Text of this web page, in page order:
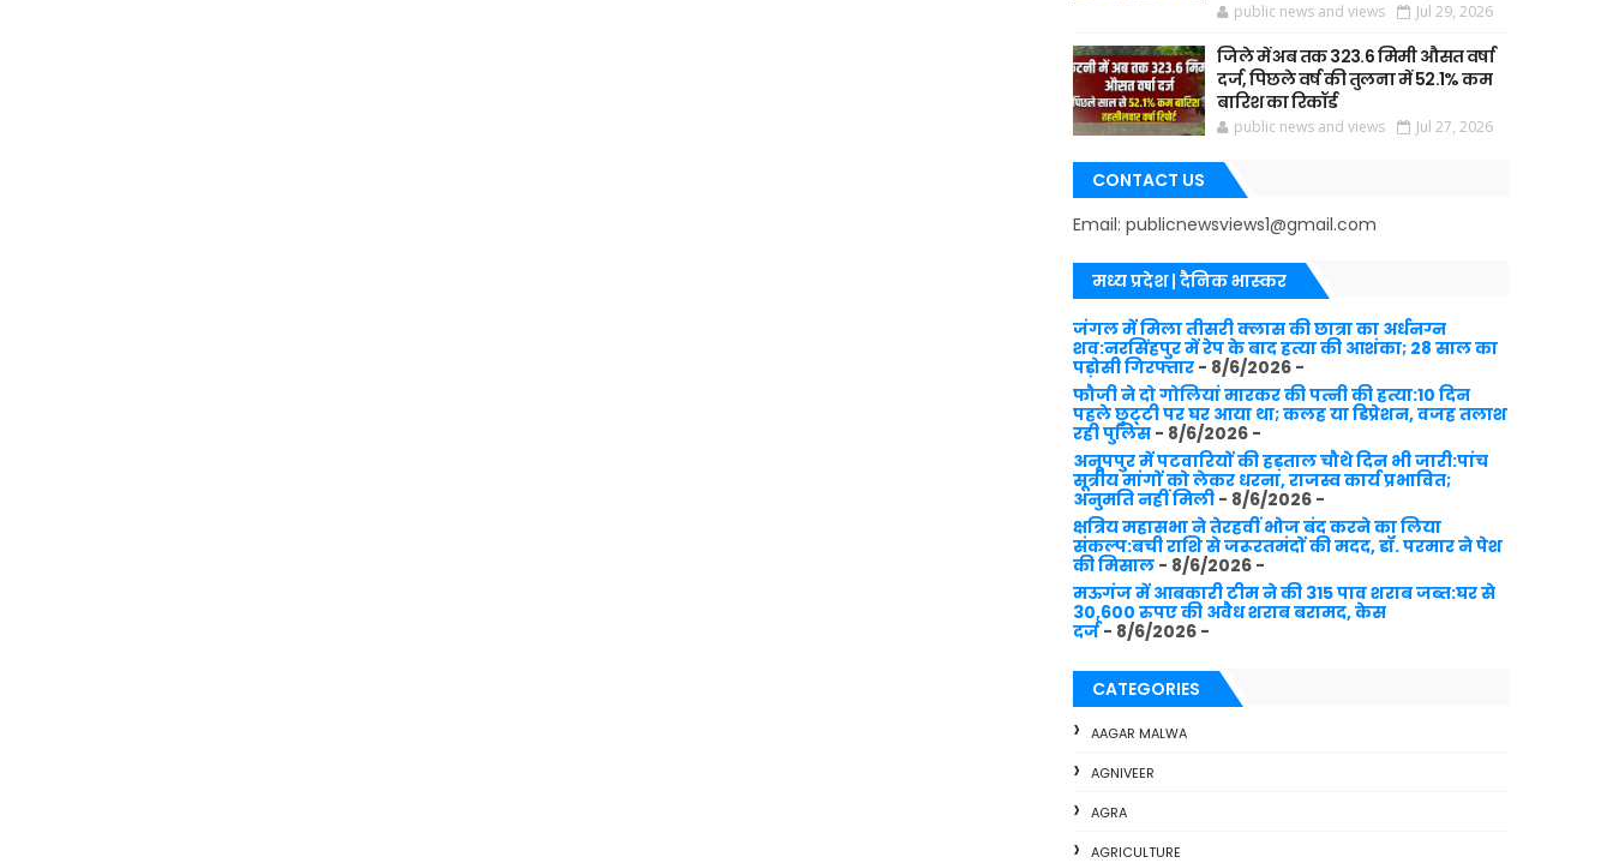
public news and views Jul 29, 2026
जिले में अब तक 323.6 मिमी औसत वर्षा
दर्ज, पिछले वर्ष की तुलना में 52.1% कम
बारिश का रिकॉर्ड
public news and views Jul 27, 2026
CONTACT US
Email: publicnewsviews1@gmail.com
मध्य प्रदेश | दैनिक भास्कर
जंगल में मिला तीसरी क्लास की छात्रा का अर्धनग्न
शव:नरसिंहपुर में रेप के बाद हत्या की आशंका; 28 साल का
पड़ोसी गिरफ्तार - 8/6/2026 -
फौजी ने दो गोलियां मारकर की पत्नी की हत्या:10 दिन
पहले छुट्‌टी पर घर आया था; कलह या डिप्रेशन, वजह तलाश
रही पुलिस - 8/6/2026 -
अनूपपुर में पटवारियों की हड़ताल चौथे दिन भी जारी:पांच
सूत्रीय मांगों को लेकर धरना, राजस्व कार्य प्रभावित;
अनुमति नहीं मिली - 8/6/2026 -
क्षत्रिय महासभा ने तेरहवीं भोज बंद करने का लिया
संकल्प:बची राशि से जरूरतमंदों की मदद, डॉ. परमार ने पेश
की मिसाल - 8/6/2026 -
मऊगंज में आबकारी टीम ने की 315 पाव शराब जब्त:घर से
30,600 रुपए की अवैध शराब बरामद, केस
दर्ज- 8/6/2026 -
CATEGORIES
AAGAR MALWA
AGNIVEER
AGRA
AGRICULTURE